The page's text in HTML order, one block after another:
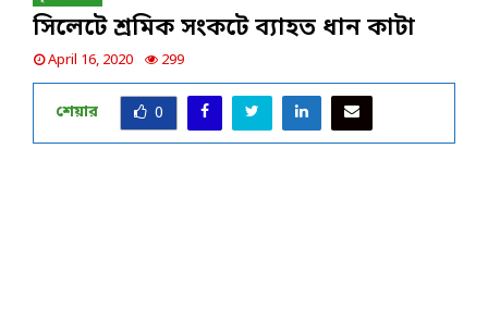
সিলেটে শ্রমিক সংকটে ব্যাহত ধান কাটা
April 16, 2020 299
শেয়ার 0